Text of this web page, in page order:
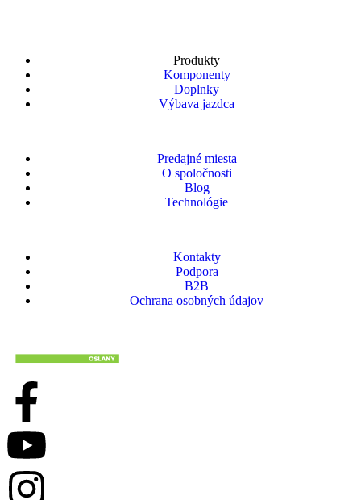
Produkty
Komponenty
Doplnky
Výbava jazdca
Predajné miesta
O spoločnosti
Blog
Technológie
Kontakty
Podpora
B2B
Ochrana osobných údajov